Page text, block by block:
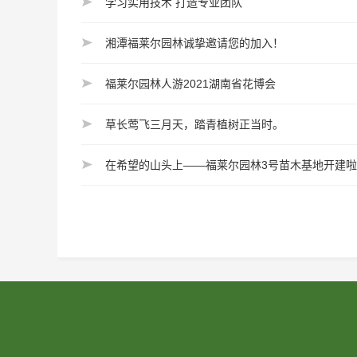
湘潭福莱尔园林诚挚邀请您的加入！
福莱尔园林人游2021湖南省花博会
草长莺飞三月天，踏青植树正当时。
在希望的山头上——福莱尔园林3号苗木基地开建啦